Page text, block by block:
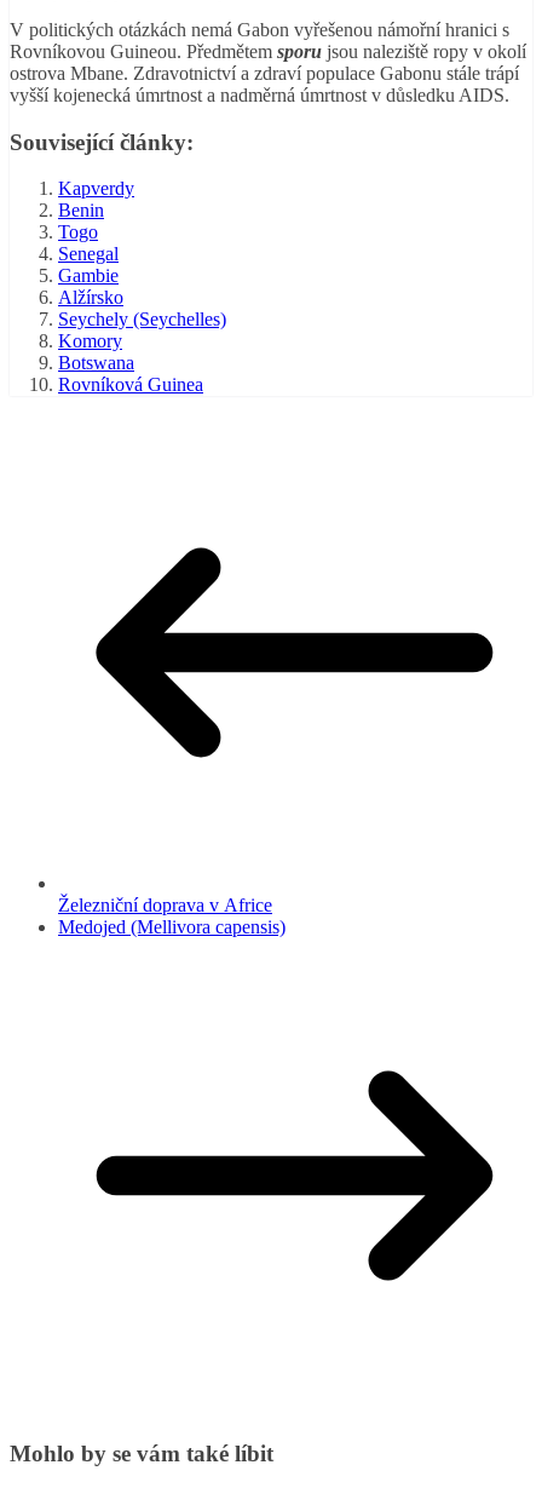
V politických otázkách nemá Gabon vyřešenou námořní hranici s
Rovníkovou Guineou. Předmětem sporu jsou naleziště ropy v okolí
ostrova Mbane. Zdravotnictví a zdraví populace Gabonu stále trápí
vyšší kojenecká úmrtnost a nadměrná úmrtnost v důsledku AIDS.
Související články:
Kapverdy
Benin
Togo
Senegal
Gambie
Alžírsko
Seychely (Seychelles)
Komory
Botswana
Rovníková Guinea
Železniční doprava v Africe
Medojed (Mellivora capensis)
Mohlo by se vám také líbit